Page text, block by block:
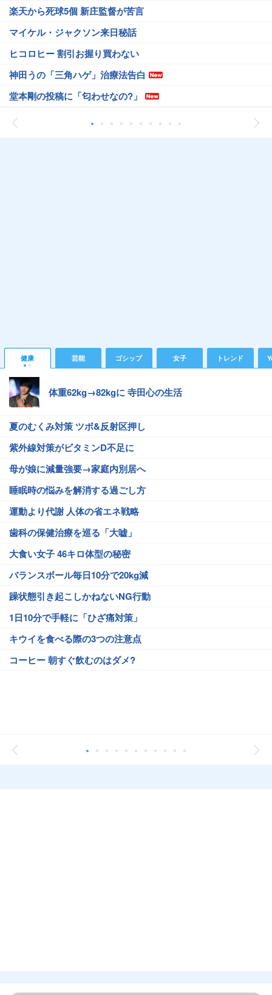
楽天から死球5個 新庄監督が苦言
マイケル・ジャクソン来日秘話
ヒコロヒー 割引お握り買わない
神田うの「三角ハゲ」治療法告白
堂本剛の投稿に「匂わせなの?」
健康 芸能 ゴシップ 女子 トレンド
体重62kg→82kgに 寺田心の生活
夏のむくみ対策 ツボ&反射区押し
紫外線対策がビタミンD不足に
母が娘に減量強要→家庭内別居へ
睡眠時の悩みを解消する過ごし方
運動より代謝 人体の省エネ戦略
歯科の保健治療を巡る「大嘘」
大食い女子 46キロ体型の秘密
バランスボール毎日10分で20kg減
躁状態引き起こしかねないNG行動
1日10分で手軽に「ひざ痛対策」
キウイを食べる際の3つの注意点
コーヒー 朝すぐ飲むのはダメ?